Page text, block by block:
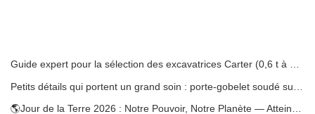
Guide expert pour la sélection des excavatrices Carter (0,6 t à 60 t) pour une efficacité optimale sur le chantier